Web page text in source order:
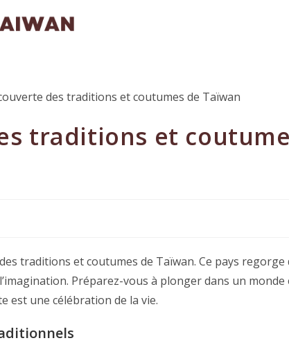
traditions et
traditions et coutumes de Taïwan. Ce pays
Préparez-vous à plonger dans un
est une célébration de la vie.